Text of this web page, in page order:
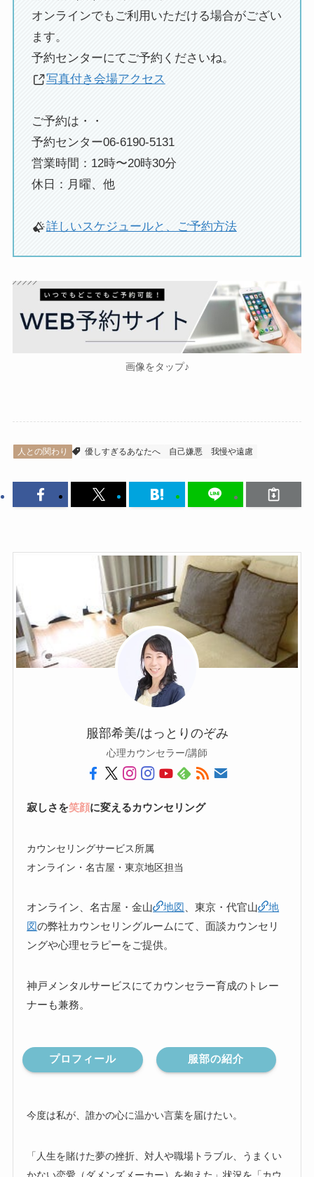
オンラインでもご利用いただける場合がござい
ます。
予約センターにてご予約くださいね。
写真付き会場アクセス
ご予約は・・
予約センター06-6190-5131
営業時間：12時〜20時30分
休日：月曜、他
詳しいスケジュールと、ご予約方法
画像をタップ♪
人との関わり 優しすぎるあなたへ 自己嫌悪 我慢や遠慮
服部希美/はっとりのぞみ
心理カウンセラー/講師
寂しさを笑顔に変えるカウンセリング
カウンセリングサービス所属
オンライン・名古屋・東京地区担当
オンライン、名古屋・金山 地図 、東京・代官山
地
図の弊社カウンセリングルームにて、面談カウンセリ
ングや心理セラピーをご提供。
神戸メンタルサービスにてカウンセラー育成のトレー
ナーも兼務。
プロフィール 服部の紹介
今度は私が、誰かの心に温かい言葉を届けたい。
「人生を賭けた夢の挫折、対人や職場トラブル、うまくい
かない恋愛（ダメンズメーカー）を抱えた」状況を「カウ